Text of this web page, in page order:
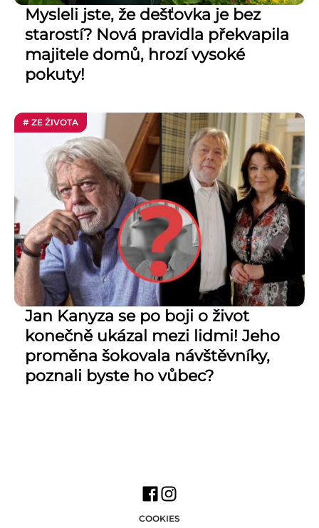
Mysleli jste, že dešťovka je bez
starostí? Nová pravidla překvapila
majitele domů, hrozí vysoké
pokuty!
# ZE ŽIVOTA
Jan Kanyza se po boji o život
konečně ukázal mezi lidmi! Jeho
proměna šokovala návštěvníky,
poznali byste ho vůbec?
COOKIES